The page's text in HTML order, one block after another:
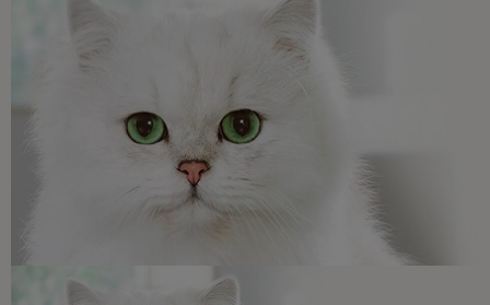
para resolver todas tus dudas.​
todas nuestras marcas.​
¡No te lo pierdas, únete a Purina y empieza
a disfrutar ya de las ventajas!​